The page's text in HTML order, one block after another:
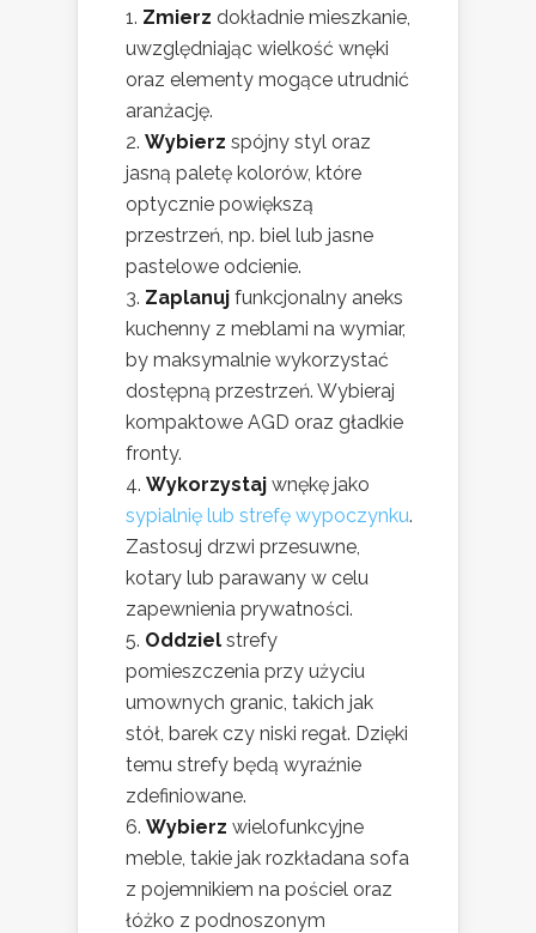
Zmierz dokładnie mieszkanie,
uwzględniając wielkość wnęki
oraz elementy mogące utrudnić
aranżację.
Wybierz spójny styl oraz
jasną paletę kolorów, które
optycznie powiększą
przestrzeń, np. biel lub jasne
pastelowe odcienie.
Zaplanuj funkcjonalny aneks
kuchenny z meblami na wymiar,
by maksymalnie wykorzystać
dostępną przestrzeń. Wybieraj
kompaktowe AGD oraz gładkie
fronty.
Wykorzystaj wnękę jako
sypialnię lub strefę wypoczynku.
Zastosuj drzwi przesuwne,
kotary lub parawany w celu
zapewnienia prywatności.
Oddziel strefy
pomieszczenia przy użyciu
umownych granic, takich jak
stół, barek czy niski regał. Dzięki
temu strefy będą wyraźnie
zdefiniowane.
Wybierz wielofunkcyjne
meble, takie jak rozkładana sofa
z pojemnikiem na pościel oraz
łóżko z podnoszonym